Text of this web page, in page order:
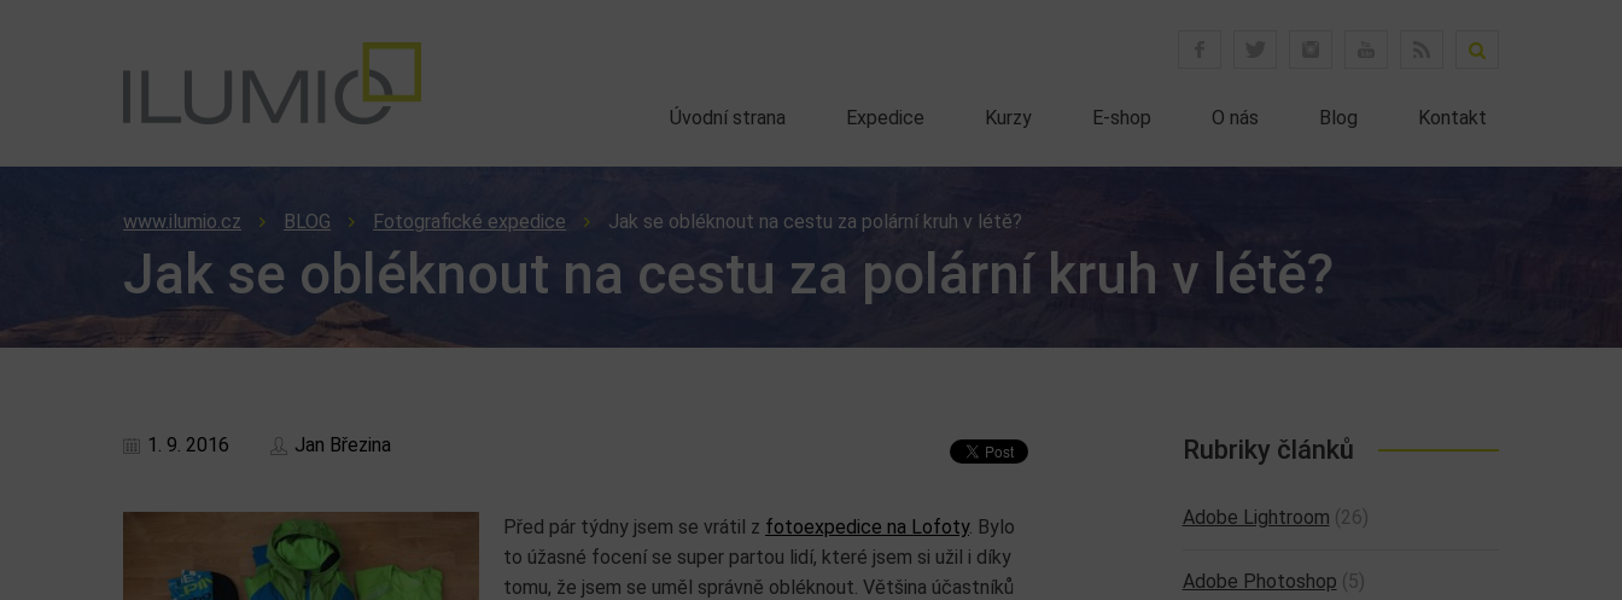
Úvodní strana Expedice Kurzy E-shop O nás Blog Kontakt
www.ilumio.cz BLOG Fotografické expedice Jak se obléknout na cestu za polární kruh v létě?
Jak se obléknout na cestu za polární kruh v létě?
1. 9. 2016 Jan Březina
Před pár týdny jsem se vrátil z fotoexpedice na Lofoty. Bylo
to úžasné focení se super partou lidí, které jsem si užil i díky
tomu, že jsem se uměl správně obléknout. Většina účastníků
Rubriky článků
Adobe Lightroom (26)
Adobe Photoshop (5)